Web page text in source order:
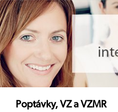
Poptávky, VZ a VZMR